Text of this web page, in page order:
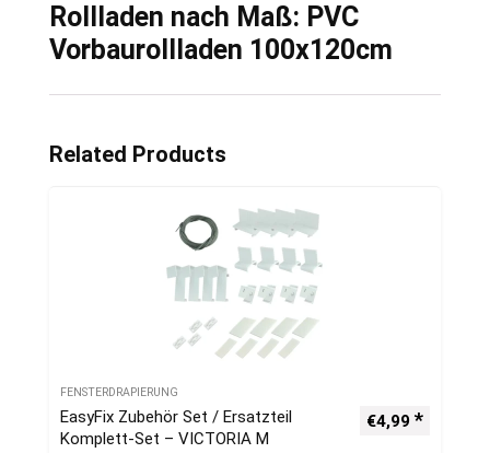
Rollladen nach Maß: PVC
Vorbaurollladen 100x120cm
Related Products
FENSTERDRAPIERUNG
EasyFix Zubehör Set / Ersatzteil
Komplett-Set – VICTORIA M
€4,99